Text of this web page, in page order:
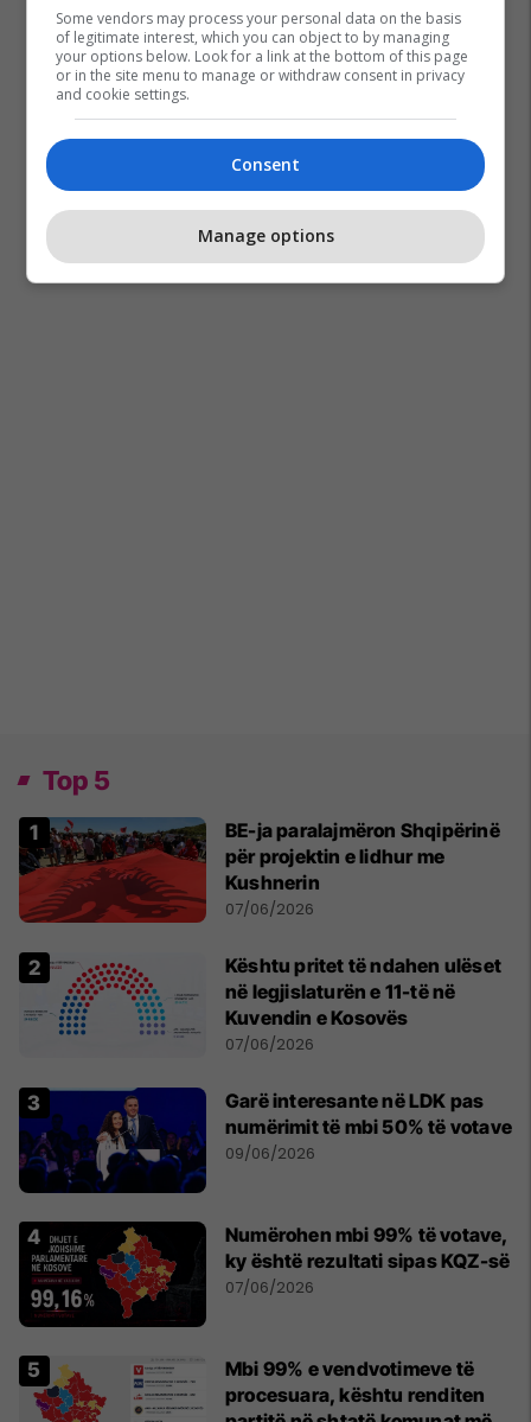
Top 5
BE-ja paralajmëron Shqipërinë
për projektin e lidhur me
Kushnerin
07/06/2026
Kështu pritet të ndahen ulëset
në legjislaturën e 11-të në
Kuvendin e Kosovës
07/06/2026
Garë interesante në LDK pas
numërimit të mbi 50% të votave
09/06/2026
Numërohen mbi 99% të votave,
ky është rezultati sipas KQZ-së
07/06/2026
Mbi 99% e vendvotimeve të
procesuara, kështu renditen
Some vendors may process your personal data on the basis
of legitimate interest, which you can object to by managing
your options below. Look for a link at the bottom of this page
or in the site menu to manage or withdraw consent in privacy
and cookie settings.
Consent
Manage options